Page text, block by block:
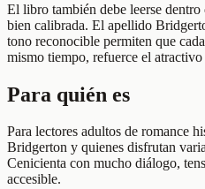
El libro también debe leerse
bien calibrada. El apellido
tono reconocible permiten que
mismo tiempo, refuerce el
Para quién es
Para lectores adultos de romance
Bridgerton y quienes disfrutan
Cenicienta con mucho diálogo,
accesible.